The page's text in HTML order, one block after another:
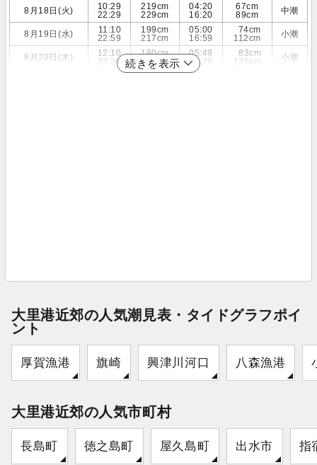
8月18日(火)
10:29
22:29
219cm
229cm
04:20
16:20
67cm
89cm
中潮
8月19日(水)
11:10
22:59
199cm
217cm
05:00
16:59
74cm
112cm
小潮
8月20日(木)
12:10
23:30
180cm
204cm
05:49
17:29
83cm
135cm
小潮
続きを表示
大里港近郊の人気潮見表・タイドグラフポイ
ント
厚賀漁港 旗崎 興津川河口 八森漁港
大里港近郊の人気市町村
長島町 徳之島町 屋久島町 出水市 指